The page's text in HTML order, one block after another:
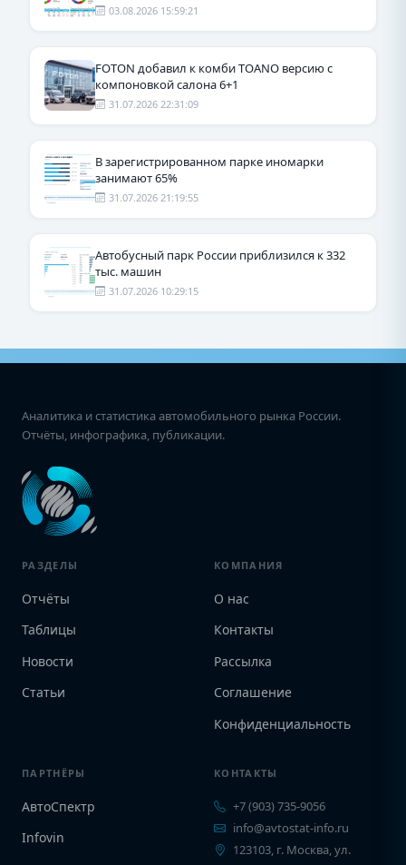
03.08.2026 15:59:21
FOTON добавил к комби TOANO версию с
компоновкой салона 6+1
31.07.2026 22:31:09
В зарегистрированном парке иномарки
занимают 65%
31.07.2026 21:19:55
Автобусный парк России приблизился к 332
тыс. машин
31.07.2026 10:29:15
Аналитика и статистика автомобильного рынка России.
Отчёты, инфографика, публикации.
РАЗДЕЛЫ
Отчёты
Таблицы
Новости
Статьи
КОМПАНИЯ
О нас
Контакты
Рассылка
Соглашение
Конфиденциальность
ПАРТНЁРЫ
АвтоСпектр
Infovin
КОНТАКТЫ
+7 (903) 735-9056
info@avtostat-info.ru
123103, г. Москва, ул.